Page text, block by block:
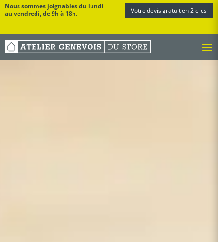
Nous sommes joignables du lundi
au vendredi, de 9h à 18h.
Votre devis gratuit en 2 clics